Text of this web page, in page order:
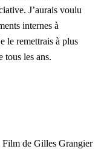
J’aurais voulu
internes à
le remettrais à plus
tous les ans.
Film de Gilles Grangier